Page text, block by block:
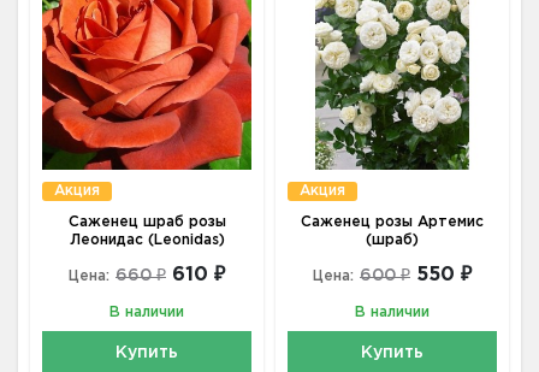
Акция
Саженец шраб розы
Леонидас (Leonidas)
Цена: 660 ₽ 610 ₽
В наличии
Купить
Акция
Саженец розы Артемис
(шраб)
Цена: 600 ₽ 550 ₽
В наличии
Купить